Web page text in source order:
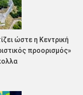
ώστε η Κεντρική
προορισμός»